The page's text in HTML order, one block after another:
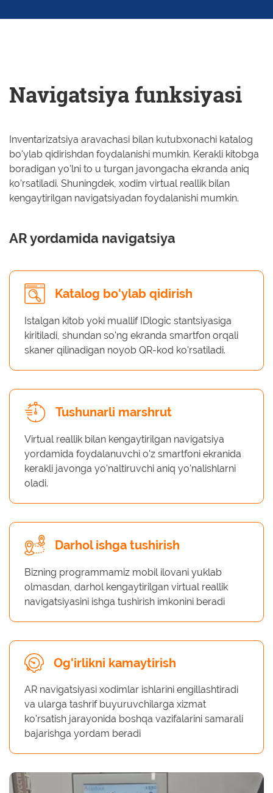
Navigatsiya funksiyasi
Inventarizatsiya aravachasi bilan kutubxonachi katalog
bo'ylab qidirishdan foydalanishi mumkin. Kerakli kitobga
boradigan yo'lni to u turgan javongacha ekranda aniq
ko'rsatiladi. Shuningdek, xodim virtual reallik bilan
kengaytirilgan navigatsiyadan foydalanishi mumkin.
AR yordamida navigatsiya
Katalog bo'ylab qidirish
Istalgan kitob yoki muallif IDlogic stantsiyasiga
kiritiladi, shundan so'ng ekranda smartfon orqali
skaner qilinadigan noyob QR-kod ko'rsatiladi.
Tushunarli marshrut
Virtual reallik bilan kengaytirilgan navigatsiya
yordamida foydalanuvchi o'z smartfoni ekranida
kerakli javonga yo'naltiruvchi aniq yo'nalishlarni
oladi.
Darhol ishga tushirish
Bizning programmamiz mobil ilovani yuklab
olmasdan, darhol kengaytirilgan virtual reallik
navigatsiyasini ishga tushirish imkonini beradi
Og'irlikni kamaytirish
AR navigatsiyasi xodimlar ishlarini engillashtiradi
va ularga tashrif buyuruvchilarga xizmat
ko'rsatish jarayonida boshqa vazifalarini samarali
bajarishga yordam beradi